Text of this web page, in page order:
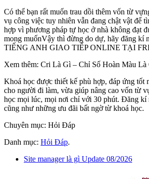
Có thể bạn rất muốn trau dồi thêm vốn từ
vụ công việc tuy nhiên vẫn đang chật vật để
hợp vì phương pháp tự học ở nhà không đạt
mong muốnVậy thì đừng do dự, hãy đăng
TIẾNG ANH GIAO TIẾP ONLINE TẠI
Xem thêm: Cri Là Gì – Chỉ Số Hoàn Màu Là
Khoá học được thiết kế phù hợp, đáp ứng tốt
cho người đi làm, vừa giúp nâng cao vốn từ
học mọi lúc, mọi nơi chỉ với 30 phút. Đăng kí
cũng như những ưu đãi bất ngờ từ khoá học.
Chuyên mục: Hỏi Đáp
Danh mục: Hỏi Đáp.
Site manager là gì Update 08/2026